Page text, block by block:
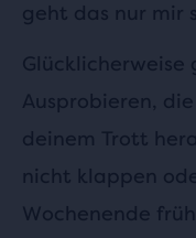
geht das nur mir
Glücklicherweise
Ausprobieren,
deinem Trott
nicht klappen
Wochenende